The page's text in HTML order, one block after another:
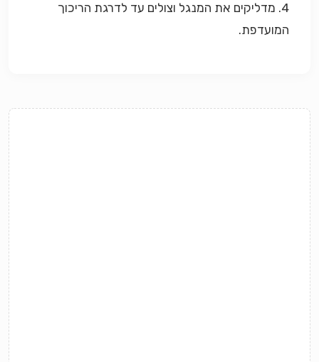
4. מדליקים את המנגל וצולים עד לדרגת הריכוך
המועדפת.